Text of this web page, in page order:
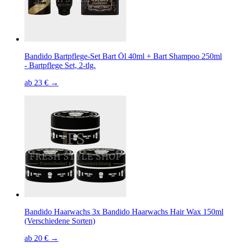
Bandido Bartpflege-Set Bart Öl 40ml + Bart Shampoo 250ml
- Bartpflege Set, 2-tlg.
ab 23 € →
Bandido Haarwachs 3x Bandido Haarwachs Hair Wax 150ml
(Verschiedene Sorten)
ab 20 € →